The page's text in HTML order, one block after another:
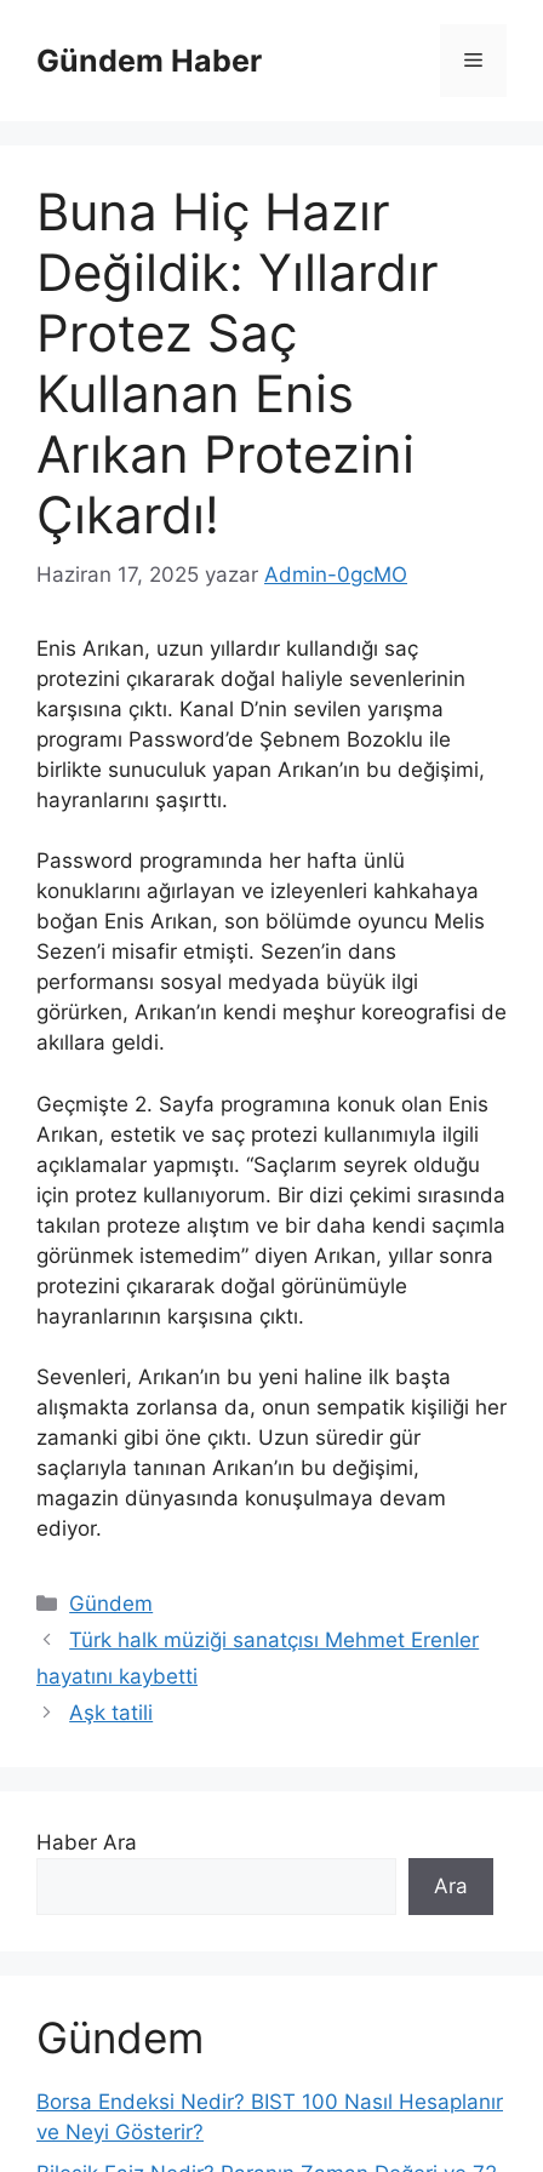
Gündem Haber Menü
Buna Hiç Hazır
Değildik: Yıllardır
Protez Saç
Kullanan Enis
Arıkan Protezini
Çıkardı!
Haziran 17, 2025 yazar Admin-0gcMO
Enis Arıkan, uzun yıllardır kullandığı saç
protezini çıkararak doğal haliyle sevenlerinin
karşısına çıktı. Kanal D’nin sevilen yarışma
programı Password’de Şebnem Bozoklu ile
birlikte sunuculuk yapan Arıkan’ın bu değişimi,
hayranlarını şaşırttı.
Password programında her hafta ünlü
konuklarını ağırlayan ve izleyenleri kahkahaya
boğan Enis Arıkan, son bölümde oyuncu Melis
Sezen’i misafir etmişti. Sezen’in dans
performansı sosyal medyada büyük ilgi
görürken, Arıkan’ın kendi meşhur koreografisi de
akıllara geldi.
Geçmişte 2. Sayfa programına konuk olan Enis
Arıkan, estetik ve saç protezi kullanımıyla ilgili
açıklamalar yapmıştı. “Saçlarım seyrek olduğu
için protez kullanıyorum. Bir dizi çekimi sırasında
takılan proteze alıştım ve bir daha kendi saçımla
görünmek istemedim” diyen Arıkan, yıllar sonra
protezini çıkararak doğal görünümüyle
hayranlarının karşısına çıktı.
Sevenleri, Arıkan’ın bu yeni haline ilk başta
alışmakta zorlansa da, onun sempatik kişiliği her
zamanki gibi öne çıktı. Uzun süredir gür
saçlarıyla tanınan Arıkan’ın bu değişimi,
magazin dünyasında konuşulmaya devam
ediyor.
Kategoriler
Gündem
Türk halk müziği sanatçısı Mehmet Erenler
hayatını kaybetti
Aşk tatili
Haber Ara
Ara
Gündem
Borsa Endeksi Nedir? BIST 100 Nasıl Hesaplanır
ve Neyi Gösterir?